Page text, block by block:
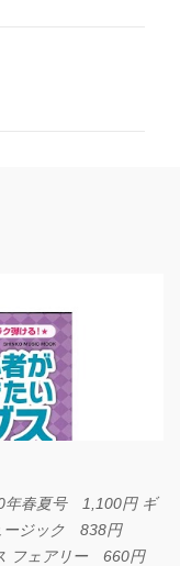
年春夏号 1,100円 ギ
ージック 838円
フェアリー 660円